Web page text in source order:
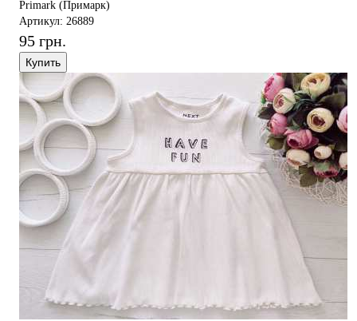
Primark (Примарк)
Артикул: 26889
95 грн.
Купить